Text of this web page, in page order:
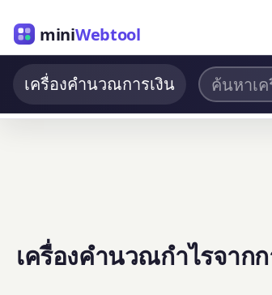
miniWebtool
เครื่องคำนวณการเงิน
เครื่องคำนวณกำไรจาก